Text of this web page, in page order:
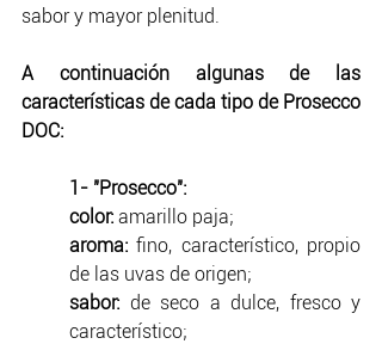
sabor y mayor plenitud.
A continuación algunas de las
características de cada tipo de Prosecco
DOC:
1- "Prosecco":
color: amarillo paja;
aroma: fino, característico, propio
de las uvas de origen;
sabor: de seco a dulce, fresco y
característico;